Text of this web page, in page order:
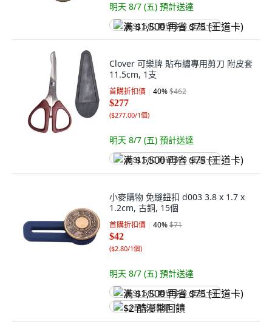
明天 8/7 (五) 預計送達
满 $1,500 再省 $75 (王道卡)
Clover 可樂牌 貼布繡專用剪刀 附皮套
11.5cm, 1支
首購折扣價 40%$462
$277
($277.00/1個)
明天 8/7 (五) 預計送達
满 $1,500 再省 $75 (王道卡)
小麥購物 免縫鈕扣 d003 3.8 x 1.7 x
1.2cm, 古銅, 15個
首購折扣價 40%$71
$42
($2.80/1個)
明天 8/7 (五) 預計送達
满 $1,500 再省 $75 (王道卡)
$2 酷澎幣回饋